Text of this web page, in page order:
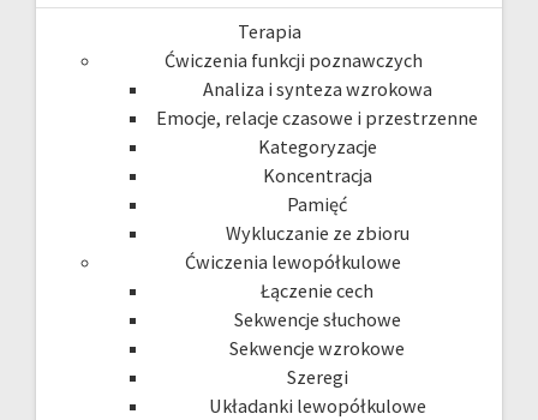
Terapia
Ćwiczenia funkcji poznawczych
Analiza i synteza wzrokowa
Emocje, relacje czasowe i przestrzenne
Kategoryzacje
Koncentracja
Pamięć
Wykluczanie ze zbioru
Ćwiczenia lewopółkulowe
Łączenie cech
Sekwencje słuchowe
Sekwencje wzrokowe
Szeregi
Układanki lewopółkulowe